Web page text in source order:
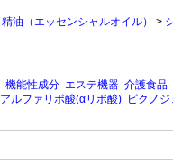
精油（エッセンシャルオイル） >
機能性成分 エステ機器 介護食品
アルファリポ酸(αリポ酸) ピクノ